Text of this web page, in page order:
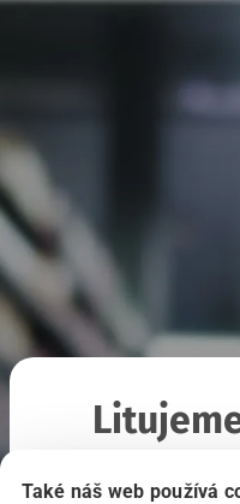
Také náš web používá